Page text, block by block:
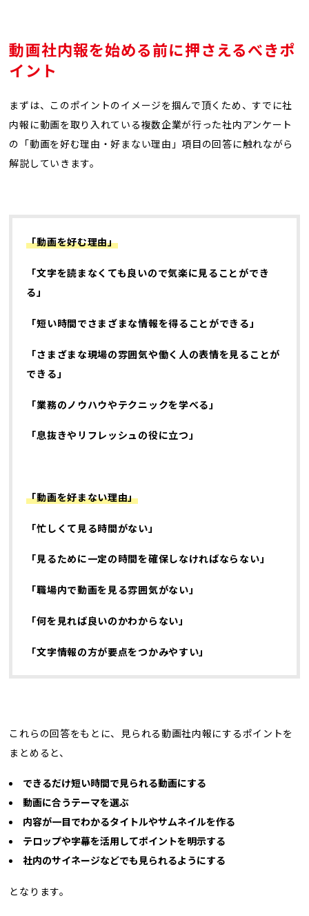
動画社内報を始める前に押さえるべきポ
イント
まずは、このポイントのイメージを掴んで頂くため、すでに社
内報に動画を取り入れている複数企業が行った社内アンケート
の「動画を好む理由・好まない理由」項目の回答に触れながら
解説していきます。
「動画を好む理由」
「文字を読まなくても良いので気楽に見ることができ
る」
「短い時間でさまざまな情報を得ることができる」
「さまざまな現場の雰囲気や働く人の表情を見ることが
できる」
「業務のノウハウやテクニックを学べる」
「息抜きやリフレッシュの役に立つ」
「動画を好まない理由」
「忙しくて見る時間がない」
「見るために一定の時間を確保しなければならない」
「職場内で動画を見る雰囲気がない」
「何を見れば良いのかわからない」
「文字情報の方が要点をつかみやすい」
これらの回答をもとに、見られる動画社内報にするポイントを
まとめると、
できるだけ短い時間で見られる動画にする
動画に合うテーマを選ぶ
内容が一目でわかるタイトルやサムネイルを作る
テロップや字幕を活用してポイントを明示する
社内のサイネージなどでも見られるようにする
となります。